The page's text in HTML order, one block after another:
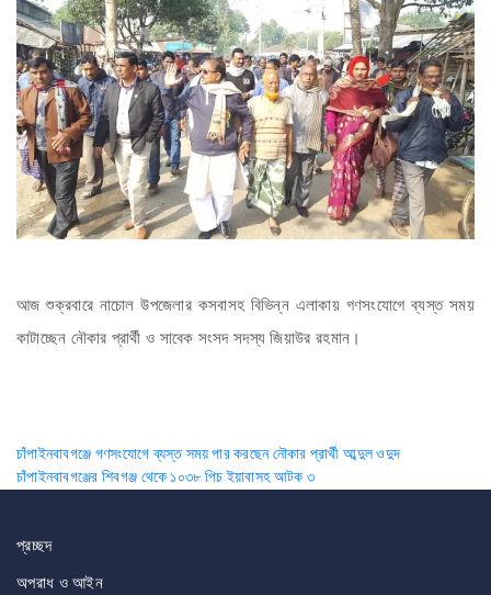
আজ শুক্রবারে নাচোল উপজেলার কসবাসহ বিভিন্ন এলাকায় গণসংযোগে ব্যস্ত সময়
কাটাচ্ছেন নৌকার প্রার্থী ও সাবেক সংসদ সদস্য জিয়াউর রহমান।
Post
navigation
চাঁপাইনবাবগঞ্জে গণসংযোগে ব্যস্ত সময় পার করছেন নৌকার প্রার্থী আব্দুল ওদুদ
চাঁপাইনবাবগঞ্জের শিবগঞ্জ থেকে ১০৩৮ পিচ ইয়াবাসহ আটক ৩
প্রচ্ছদ
অপরাধ ও আইন